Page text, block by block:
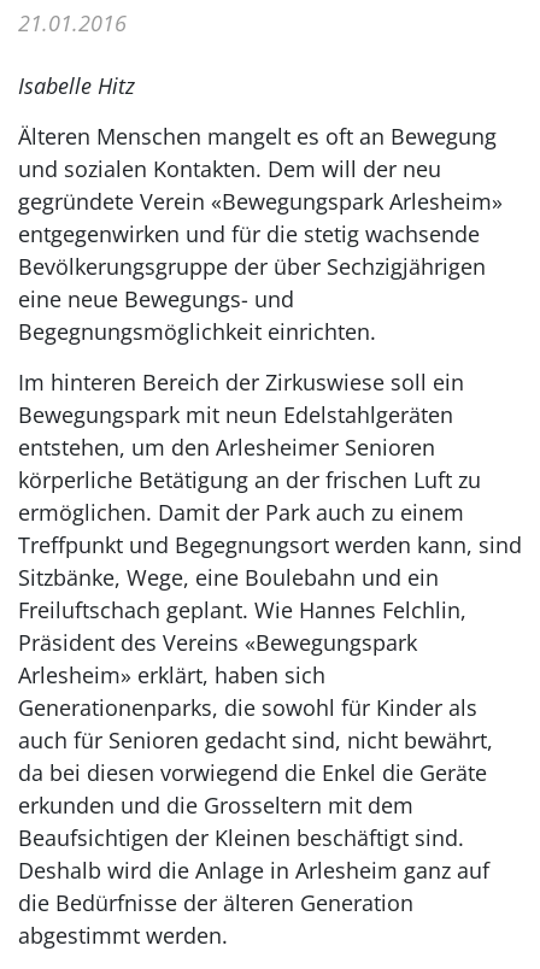
21.01.2016
Isabelle Hitz
Älteren Menschen mangelt es oft an Bewegung
und sozialen Kontakten. Dem will der neu
gegründete Verein «Bewegungspark Arlesheim»
entgegenwirken und für die stetig wachsende
Bevölkerungsgruppe der über Sechzigjährigen
eine neue Bewegungs- und
Begegnungsmöglichkeit einrichten.
Im hinteren Bereich der Zirkuswiese soll ein
Bewegungspark mit neun Edelstahlgeräten
entstehen, um den Arlesheimer Senioren
körperliche Betätigung an der frischen Luft zu
ermöglichen. Damit der Park auch zu einem
Treffpunkt und Begegnungsort werden kann, sind
Sitzbänke, Wege, eine Boulebahn und ein
Freiluftschach geplant. Wie Hannes Felchlin,
Präsident des Vereins «Bewegungspark
Arlesheim» erklärt, haben sich
Generationenparks, die sowohl für Kinder als
auch für Senioren gedacht sind, nicht bewährt,
da bei diesen vorwiegend die Enkel die Geräte
erkunden und die Grosseltern mit dem
Beaufsichtigen der Kleinen beschäftigt sind.
Deshalb wird die Anlage in Arlesheim ganz auf
die Bedürfnisse der älteren Generation
abgestimmt werden.